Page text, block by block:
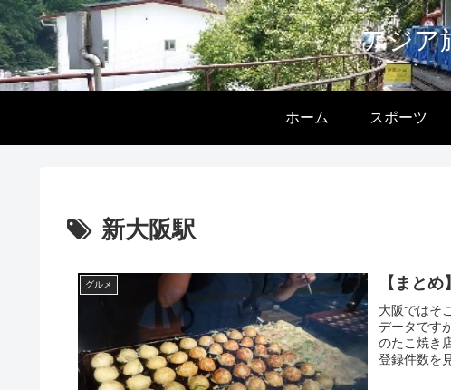
アジア
ホーム スポーツ
新大阪駅
グルメ 【まと
大阪ではそ
データです
のたこ焼き
登録件数を